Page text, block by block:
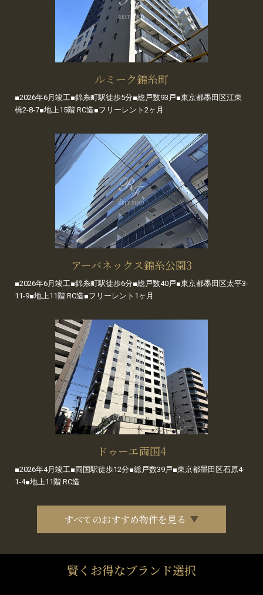
ルミーク錦糸町
■2026年6月竣工■錦糸町駅徒歩5分■総戸数93戸■東京都墨田区江東
橋2-8-7■地上15階 RC造■フリーレント2ヶ月
アーバネックス錦糸公園3
■2026年6月竣工■錦糸町駅徒歩6分■総戸数40戸■東京都墨田区太平3-
11-9■地上11階 RC造■フリーレント1ヶ月
ドゥーエ両国4
■2026年4月竣工■両国駅徒歩12分■総戸数39戸■東京都墨田区石原4-
1-4■地上11階 RC造
すべてのおすすめ物件を見る
賢くお得なブランド選択